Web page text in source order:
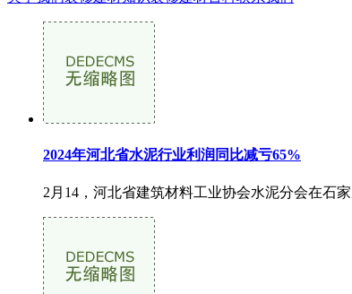
2024年河北省水泥行业利润同比减亏65%
2月14，河北省建筑材料工业协会水泥分会在石